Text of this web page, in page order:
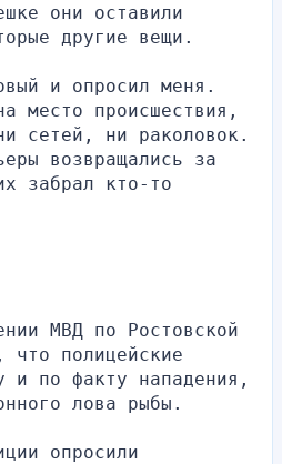
они оставили
другие вещи.
и опросил меня.
место происшествия,
сетей, ни раколовок.
возвращались за
забрал кто-то
МВД по Ростовской
что полицейские
и по факту нападения,
лова рыбы.
опросили